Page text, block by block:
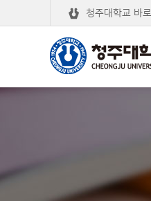
청주대학교 바로
학점은행제 평